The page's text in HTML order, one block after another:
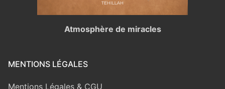
Atmosphère de miracles
MENTIONS LÉGALES
Mentions Légales & CGU